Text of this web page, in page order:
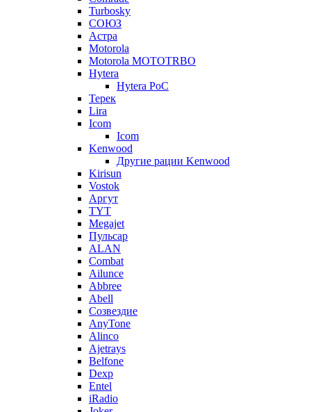
Turbosky
СОЮЗ
Астра
Motorola
Motorola MOTOTRBO
Hytera
Hytera PoC
Терек
Lira
Icom
Icom
Kenwood
Другие рации Kenwood
Kirisun
Vostok
Аргут
TYT
Megajet
Пульсар
ALAN
Combat
Ailunce
Abbree
Abell
Созвездие
AnyTone
Alinco
Ajetrays
Belfone
Dexp
Entel
iRadio